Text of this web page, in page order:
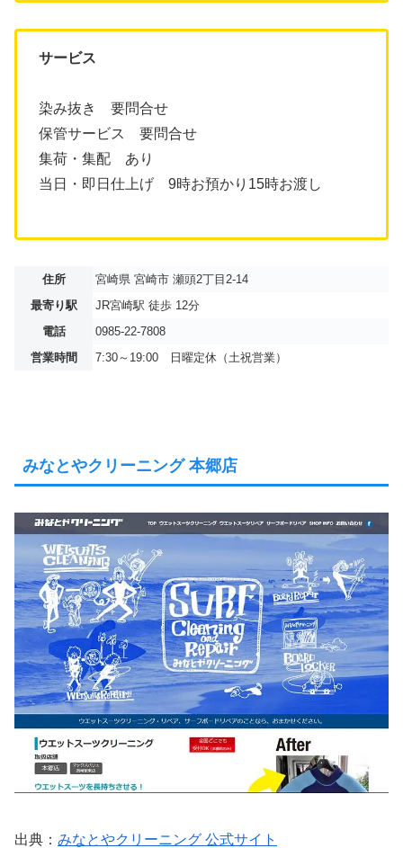
サービス
染み抜き 要問合せ
保管サービス 要問合せ
集荷・集配 あり
当日・即日仕上げ 9時お預かり15時お渡し
住所
宮崎県 宮崎市 瀬頭2丁目2-14
最寄り駅
JR宮崎駅 徒歩 12分
電話
0985-22-7808
営業時間
7:30～19:00 日曜定休（土祝営業）
みなとやクリーニング 本郷店
出典： みなとやクリーニング 公式サイト